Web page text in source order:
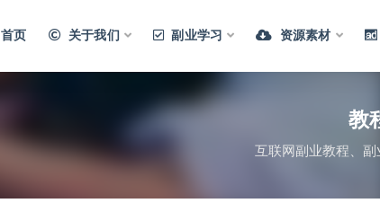
首页 关于我们 副业学习 资源素材
教
互联网副业教程、副